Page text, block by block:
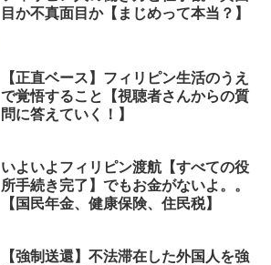
目か不真面目か【まじめって本当？】
【正直ベース】フィリピン生活のうえ
で覚悟すること【視聴者さんからの質
問に答えていく！】
いよいよフィリピン渡航【すべての役
所手続き完了】でもお金がないよ。。
【国民年金、健康保険、住民税】
【強制送還】不法滞在した外国人を強